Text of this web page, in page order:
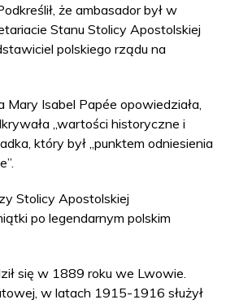
że ambasador był w
Stanu Stolicy Apostolskiej
polskiego rządu na
Mary Isabel Papée opowiedziała,
„wartości historyczne i
który był „punktem odniesienia
Stolicy Apostolskiej
po legendarnym polskim
się w 1889 roku we Lwowie.
w latach 1915-1916 służył